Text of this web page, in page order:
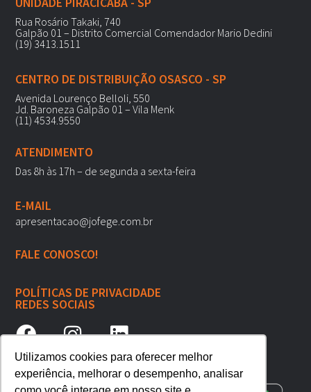
Utilizamos cookies para oferecer melhor
experiência, melhorar o desempenho, analisar
Rua Rosário Takaki, 740
Galpão 01 – Distrito Comercial Comendador Mario Dedini
(19) 3413.1511
CENTRO DE DISTRIBUIÇÃO OSASCO - SP
Avenida Lourenço Belloli, 550
Jd. Baroneza Galpão 01 – Vila Menk
(11) 4534.9550
ATENDIMENTO
Das 8h às 17h – de segunda a sexta-feira
E-MAIL
apresentacao@jofege.com.br
FALE CONOSCO!
POLÍTICAS DE PRIVACIDADE
REDES SOCIAIS